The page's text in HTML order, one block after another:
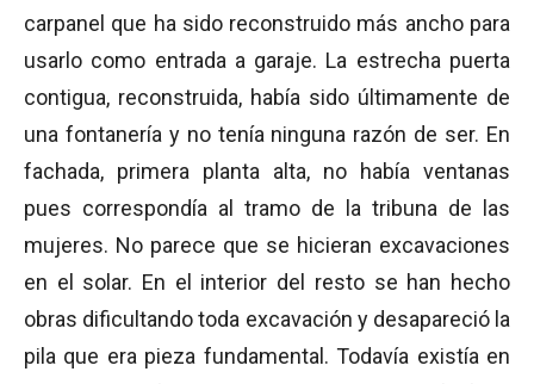
carpanel que ha sido reconstruido más ancho para
usarlo como entrada a garaje. La estrecha puerta
contigua, reconstruida, había sido últimamente de
una fontanería y no tenía ninguna razón de ser. En
fachada, primera planta alta, no había ventanas
pues correspondía al tramo de la tribuna de las
mujeres. No parece que se hicieran excavaciones
en el solar. En el interior del resto se han hecho
obras dificultando toda excavación y desapareció la
pila que era pieza fundamental. Todavía existía en